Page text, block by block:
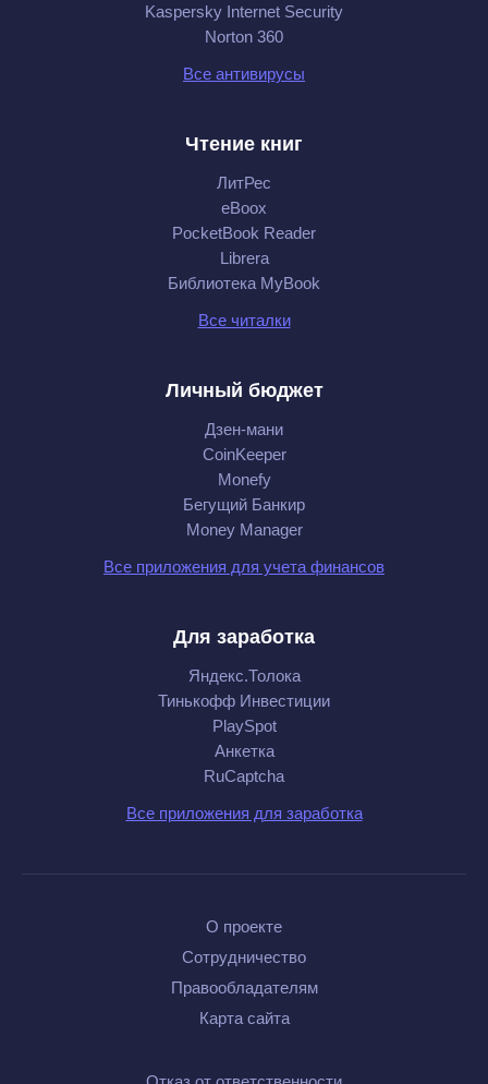
Kaspersky Internet Security
Norton 360
Все антивирусы
Чтение книг
ЛитРес
eBoox
PocketBook Reader
Librera
Библиотека MyBook
Все читалки
Личный бюджет
Дзен-мани
CoinKeeper
Monefy
Бегущий Банкир
Money Manager
Все приложения для учета финансов
Для заработка
Яндекс.Толока
Тинькофф Инвестиции
PlaySpot
Анкетка
RuCaptcha
Все приложения для заработка
О проекте
Сотрудничество
Правообладателям
Карта сайта